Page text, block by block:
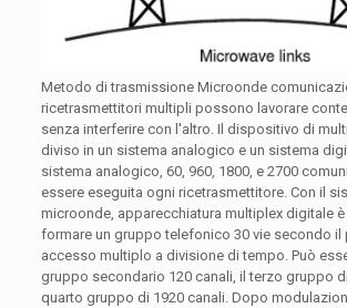
Metodo di trasmissione Microonde
ricetrasmettitori multipli possono lavorare
senza interferire con l'altro. Il dispositivo di
diviso in un sistema analogico e un sistema
sistema analogico, 60, 960, 1800, e 2700
essere eseguita ogni ricetrasmettitore. Con il
microonde, apparecchiatura multiplex digitale
formare un gruppo telefonico 30 vie secondo il
accesso multiplo a divisione di tempo. Può
gruppo secondario 120 canali, il terzo gruppo
quarto gruppo di 1920 canali. Dopo